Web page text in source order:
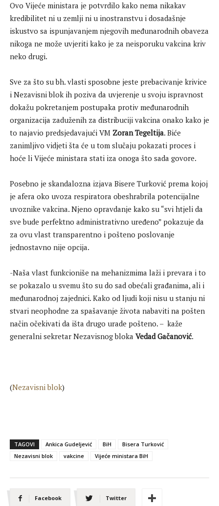
Ovo Vijeće ministara je potvrdilo kako nema nikakav
kredibilitet ni u zemlji ni u inostranstvu i dosadašnje
iskustvo sa ispunjavanjem njegovih međunarodnih obaveza
nikoga ne može uvjeriti kako je za neisporuku vakcina kriv
neko drugi.
Sve za što su bh. vlasti sposobne jeste prebacivanje krivice
i Nezavisni blok ih poziva da uvjerenje u svoju ispravnost
dokažu pokretanjem postupaka protiv međunarodnih
organizacija zaduženih za distribuciji vakcina onako kako je
to najavio predsjedavajući VM Zoran Tegeltija. Biće
zanimljivo vidjeti šta će u tom slučaju pokazati proces i
hoće li Vijeće ministara stati iza onoga što sada govore.
Posebno je skandalozna izjava Bisere Turković prema kojoj
je afera oko uvoza respiratora obeshrabrila potencijalne
uvoznike vakcina. Njeno opravdanje kako su “svi htjeli da
sve bude perfektno administrativno uređeno” pokazuje da
za ovu vlast transparentno i pošteno poslovanje
jednostavno nije opcija.
-Naša vlast funkcioniše na mehanizmima laži i prevara i to
se pokazalo u svemu što su do sad obećali građanima, ali i
međunarodnoj zajednici. Kako od ljudi koji nisu u stanju ni
stvari neophodne za spašavanje života nabaviti na pošten
način očekivati da išta drugo urade pošteno. – kaže
generalni sekretar Nezavisnog bloka Vedad Gačanović.
(Nezavisni blok)
TAGOVI Ankica Gudeljević BiH
Bisera Turković
Nezavisni blok
vakcine Vijeće ministara BiH
Facebook Twitter